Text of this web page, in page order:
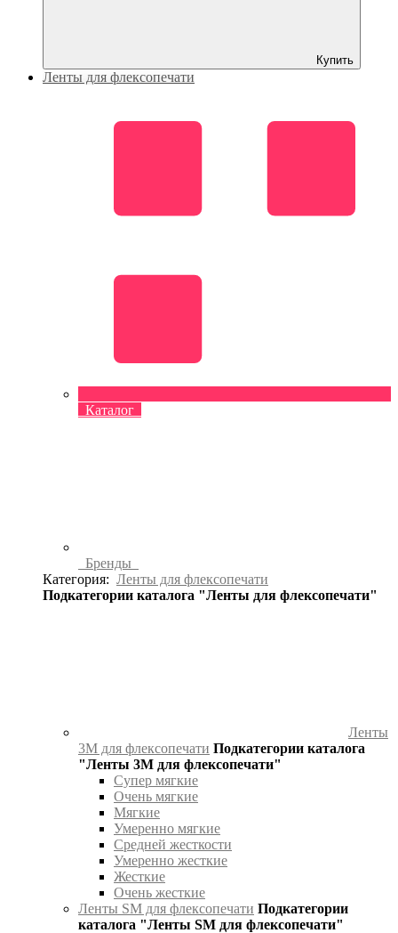
Купить
Ленты для флексопечати
Каталог
Бренды
Категория: Ленты для флексопечати
Подкатегории каталога "Ленты для флексопечати"
Ленты
3М для флексопечати Подкатегории каталога
"Ленты 3М для флексопечати"
Супер мягкие
Очень мягкие
Мягкие
Умеренно мягкие
Средней жесткости
Умеренно жесткие
Жесткие
Очень жесткие
Ленты SM для флексопечати Подкатегории
каталога "Ленты SM для флексопечати"